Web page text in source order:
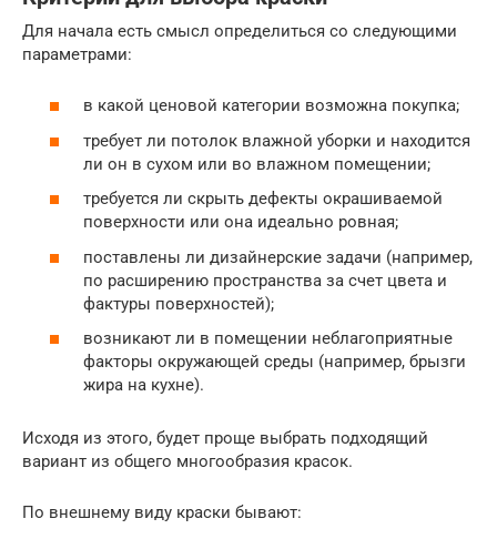
Для начала есть смысл определиться со следующими
параметрами:
в какой ценовой категории возможна покупка;
требует ли потолок влажной уборки и находится
ли он в сухом или во влажном помещении;
требуется ли скрыть дефекты окрашиваемой
поверхности или она идеально ровная;
поставлены ли дизайнерские задачи (например,
по расширению пространства за счет цвета и
фактуры поверхностей);
возникают ли в помещении неблагоприятные
факторы окружающей среды (например, брызги
жира на кухне).
Исходя из этого, будет проще выбрать подходящий
вариант из общего многообразия красок.
По внешнему виду краски бывают: